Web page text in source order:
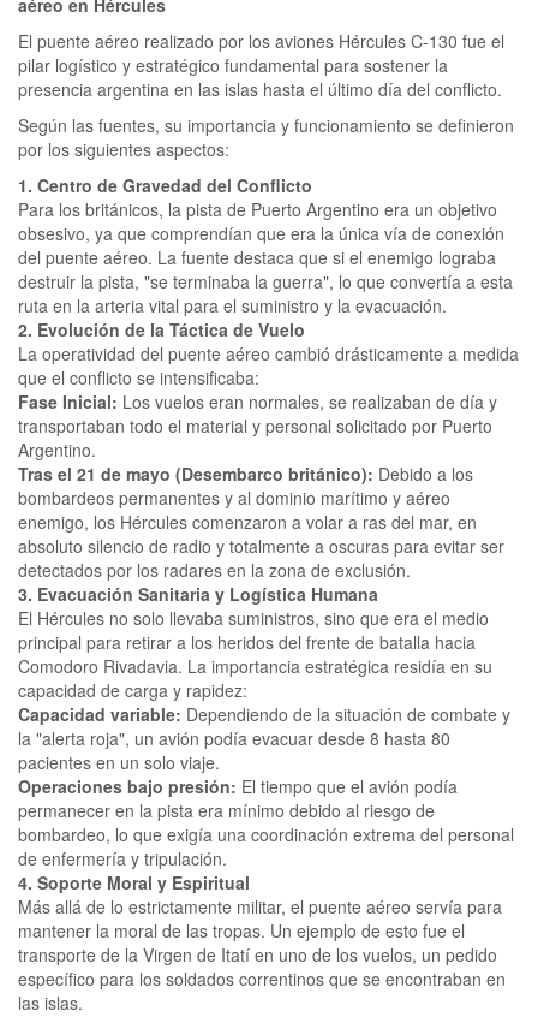
aéreo en Hércules
El puente aéreo realizado por los aviones Hércules C-130 fue el
pilar logístico y estratégico fundamental para sostener la
presencia argentina en las islas hasta el último día del conflicto.
Según las fuentes, su importancia y funcionamiento se definieron
por los siguientes aspectos:
1. Centro de Gravedad del Conflicto
Para los británicos, la pista de Puerto Argentino era un objetivo
obsesivo, ya que comprendían que era la única vía de conexión
del puente aéreo. La fuente destaca que si el enemigo lograba
destruir la pista, "se terminaba la guerra", lo que convertía a esta
ruta en la arteria vital para el suministro y la evacuación.
2. Evolución de la Táctica de Vuelo
La operatividad del puente aéreo cambió drásticamente a medida
que el conflicto se intensificaba:
Fase Inicial: Los vuelos eran normales, se realizaban de día y
transportaban todo el material y personal solicitado por Puerto
Argentino.
Tras el 21 de mayo (Desembarco británico): Debido a los
bombardeos permanentes y al dominio marítimo y aéreo
enemigo, los Hércules comenzaron a volar a ras del mar, en
absoluto silencio de radio y totalmente a oscuras para evitar ser
detectados por los radares en la zona de exclusión.
3. Evacuación Sanitaria y Logística Humana
El Hércules no solo llevaba suministros, sino que era el medio
principal para retirar a los heridos del frente de batalla hacia
Comodoro Rivadavia. La importancia estratégica residía en su
capacidad de carga y rapidez:
Capacidad variable: Dependiendo de la situación de combate y
la "alerta roja", un avión podía evacuar desde 8 hasta 80
pacientes en un solo viaje.
Operaciones bajo presión: El tiempo que el avión podía
permanecer en la pista era mínimo debido al riesgo de
bombardeo, lo que exigía una coordinación extrema del personal
de enfermería y tripulación.
4. Soporte Moral y Espiritual
Más allá de lo estrictamente militar, el puente aéreo servía para
mantener la moral de las tropas. Un ejemplo de esto fue el
transporte de la Virgen de Itatí en uno de los vuelos, un pedido
específico para los soldados correntinos que se encontraban en
las islas.